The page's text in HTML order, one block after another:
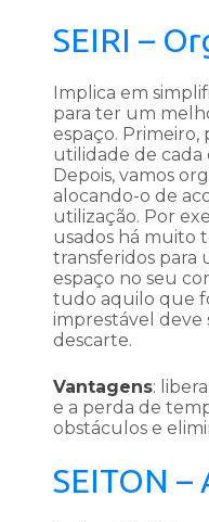
SEIRI –
Implica em
para ter um
espaço. Primeiro,
utilidade de
Depois, vamos
alocando-o de
utilização. Por
usados há muito
transferidos para
espaço no seu
tudo aquilo que
imprestável deve
descarte.
Vantagens:
e a perda de
obstáculos e
SEITON –